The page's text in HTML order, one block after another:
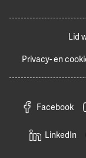
Lid
Privacy- en
Facebook
LinkedIn